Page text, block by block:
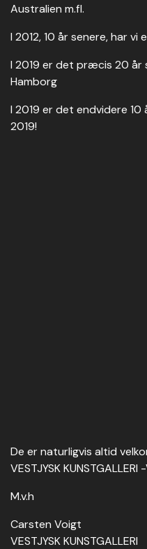
Australien m.fl.
I 2012, 10 år senere, har
I 2019 er det præcis 20 år
Hamborg
I 2019 er det endvidere
2019!
De er naturligvis altid
VESTJYSK
M.v.h
Carsten Voigt
VESTJYSK KUNSTGALLERI